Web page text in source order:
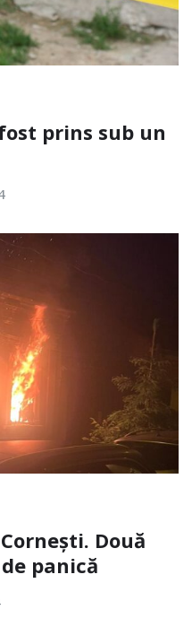
prins sub un
Două
panică